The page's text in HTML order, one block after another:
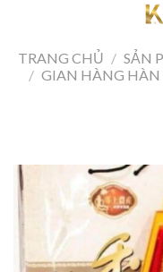
content
TRANG CHỦ / SẢN
/ GIAN HÀNG HÀN